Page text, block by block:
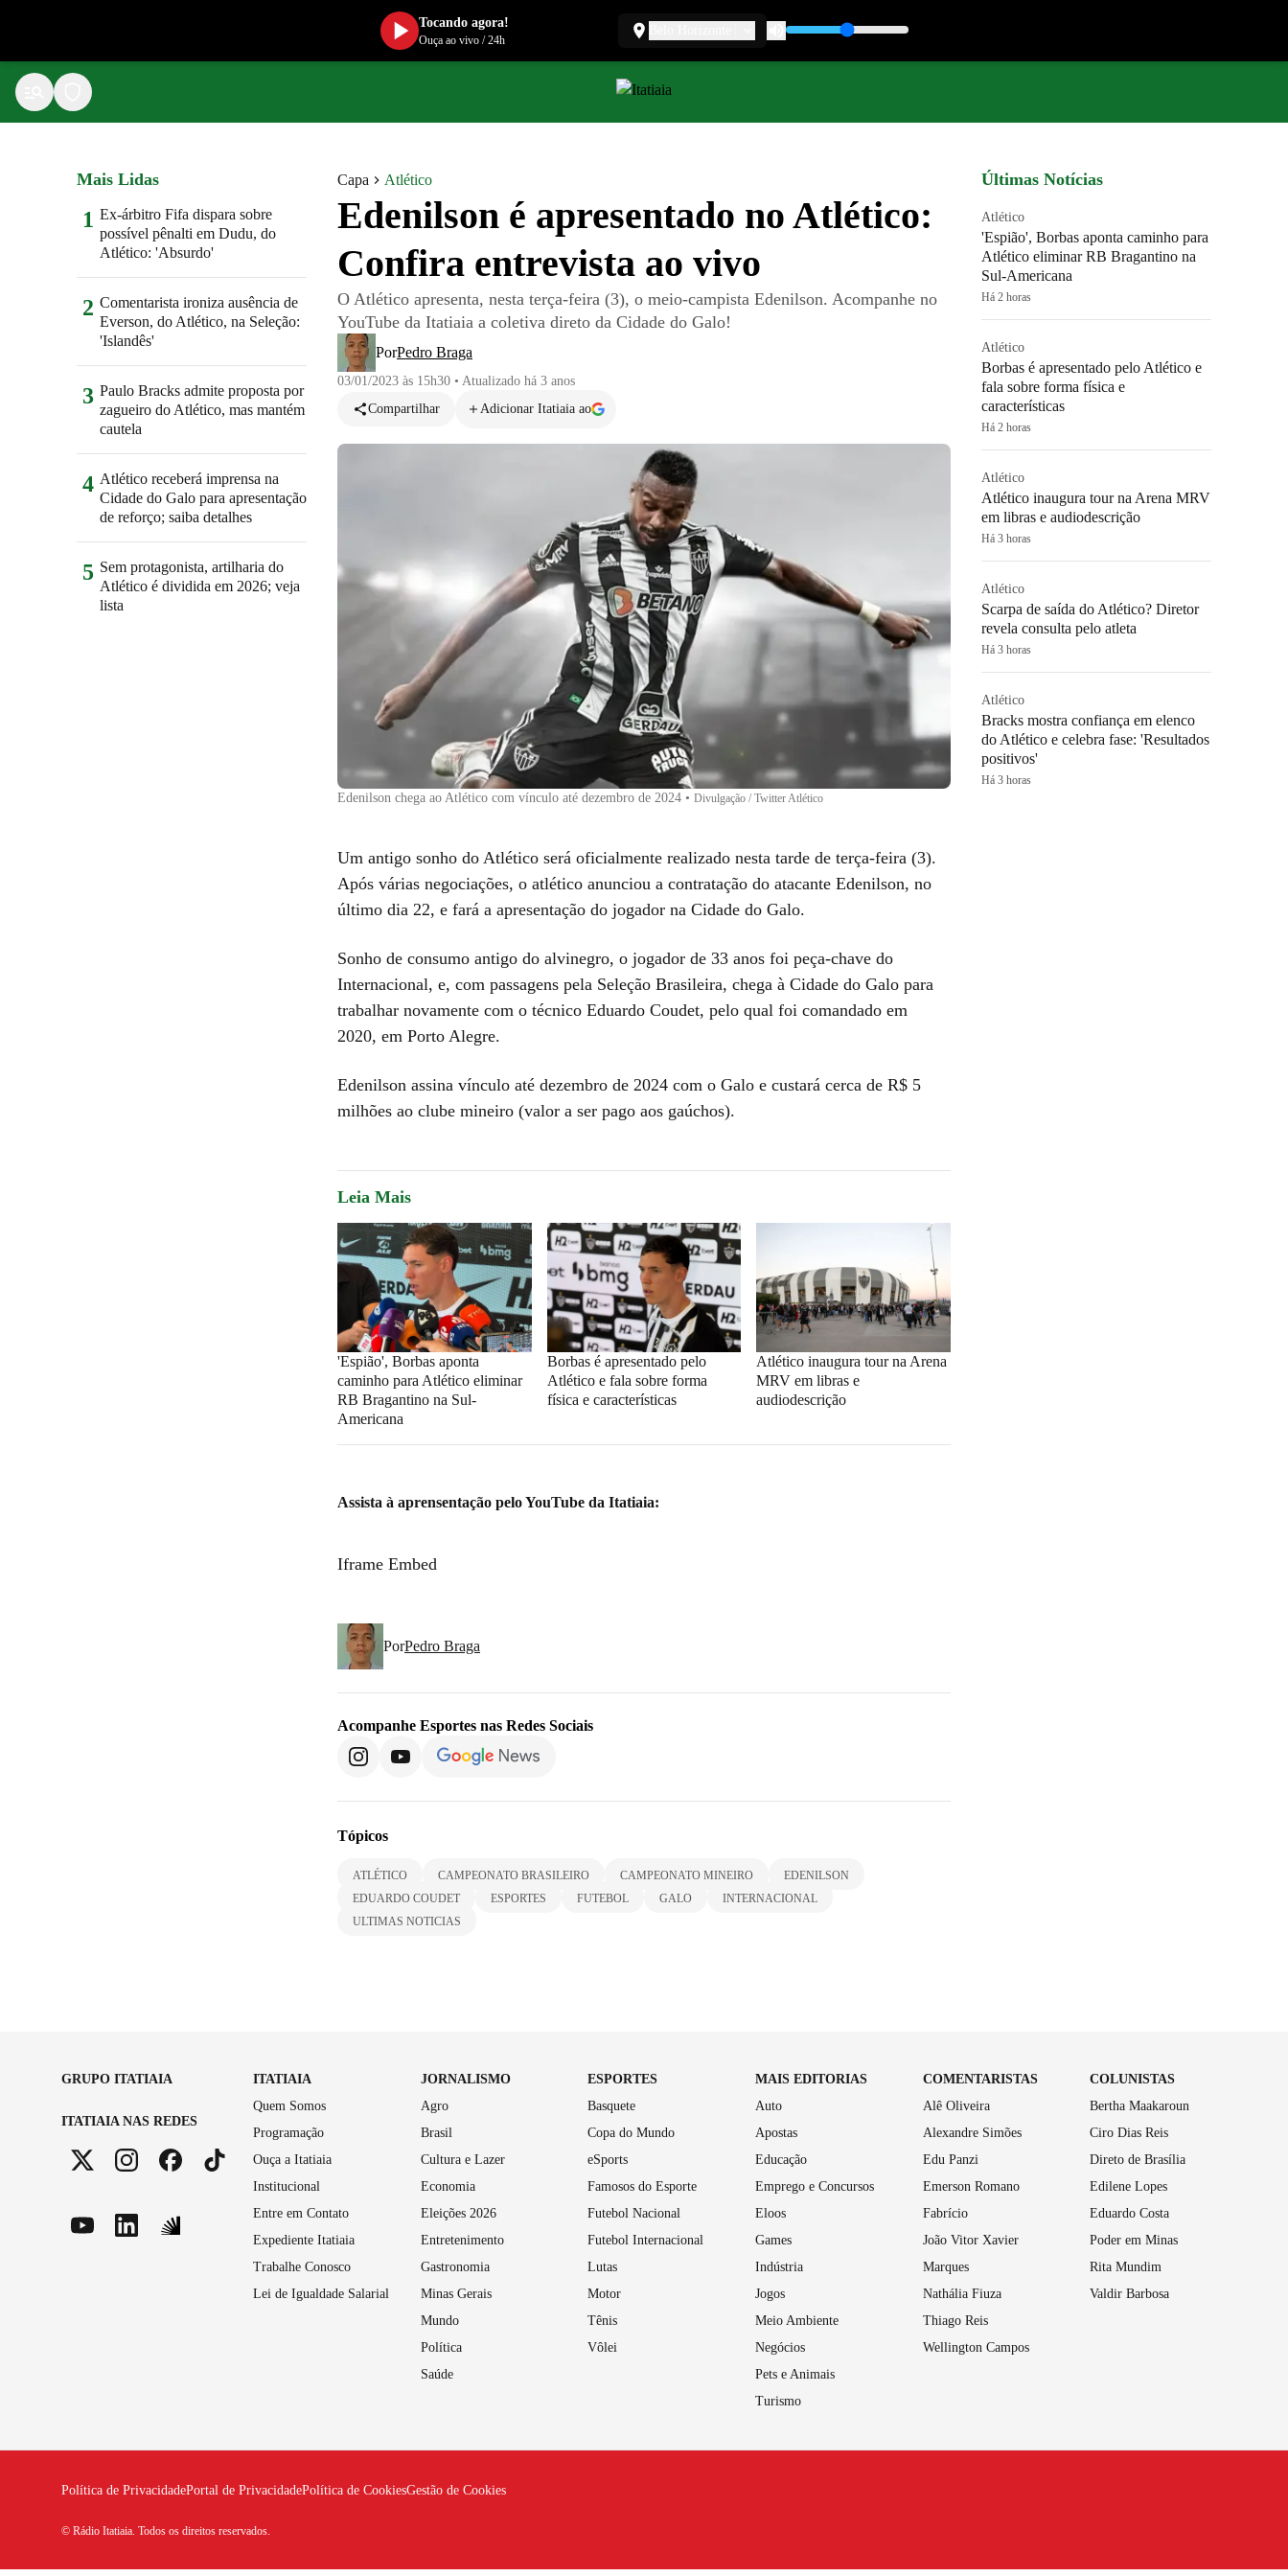
Capa Atlético
Edenilson é apresentado no Atlético:
Confira entrevista ao vivo
O Atlético apresenta, nesta terça-feira (3), o meio-campista Edenilson. Acompanhe no
YouTube da Itatiaia a coletiva direto da Cidade do Galo!
PorPedro Braga
03/01/2023 às 15h30 • Atualizado há 3 anos
Compartilhar
Adicionar Itatiaia ao
Edenilson chega ao Atlético com vínculo até dezembro de 2024 • Divulgação / Twitter Atlético
Um antigo sonho do Atlético será oficialmente realizado nesta tarde de terça-feira (3).
Após várias negociações, o atlético anunciou a contratação do atacante Edenilson, no
último dia 22, e fará a apresentação do jogador na Cidade do Galo.
Sonho de consumo antigo do alvinegro, o jogador de 33 anos foi peça-chave do
Internacional, e, com passagens pela Seleção Brasileira, chega à Cidade do Galo para
trabalhar novamente com o técnico Eduardo Coudet, pelo qual foi comandado em
2020, em Porto Alegre.
Edenilson assina vínculo até dezembro de 2024 com o Galo e custará cerca de R$ 5
milhões ao clube mineiro (valor a ser pago aos gaúchos).
Leia Mais
'Espião', Borbas aponta
caminho para Atlético eliminar
RB Bragantino na Sul-
Americana
Borbas é apresentado pelo
Atlético e fala sobre forma
física e características
Atlético inaugura tour na Arena
MRV em libras e
audiodescrição
Assista à aprensentação pelo YouTube da Itatiaia:
Iframe Embed
PorPedro Braga
Acompanhe Esportes nas Redes Sociais
Tópicos
ATLÉTICO CAMPEONATO BRASILEIRO CAMPEONATO MINEIRO
EDENILSON
EDUARDO COUDET
ESPORTES FUTEBOL GALO
INTERNACIONAL
ULTIMAS NOTICIAS
Mais Lidas
1 Ex-árbitro Fifa dispara sobre
possível pênalti em Dudu, do
Atlético: 'Absurdo'
2 Comentarista ironiza ausência de
Everson, do Atlético, na Seleção:
'Islandês'
3 Paulo Bracks admite proposta por
zagueiro do Atlético, mas mantém
cautela
4 Atlético receberá imprensa na
Cidade do Galo para apresentação
de reforço; saiba detalhes
5 Sem protagonista, artilharia do
Atlético é dividida em 2026; veja
lista
Últimas Notícias
Atlético
'Espião', Borbas aponta caminho para
Atlético eliminar RB Bragantino na
Sul-Americana
Há 2 horas
Atlético
Borbas é apresentado pelo Atlético e
fala sobre forma física e
características
Há 2 horas
Atlético
Atlético inaugura tour na Arena MRV
em libras e audiodescrição
Há 3 horas
Atlético
Scarpa de saída do Atlético? Diretor
revela consulta pelo atleta
Há 3 horas
Atlético
Bracks mostra confiança em elenco
do Atlético e celebra fase: 'Resultados
positivos'
Há 3 horas
GRUPO ITATIAIA
ITATIAIA NAS REDES
ITATIAIA
Quem Somos
Programação
Ouça a Itatiaia
Institucional
Entre em Contato
Expediente Itatiaia
Trabalhe Conosco
Lei de Igualdade Salarial
JORNALISMO
Agro
Brasil
Cultura e Lazer
Economia
Eleições 2026
Entretenimento
Gastronomia
Minas Gerais
Mundo
Política
Saúde
ESPORTES
Basquete
Copa do Mundo
eSports
Famosos do Esporte
Futebol Nacional
Futebol Internacional
Lutas
Motor
Tênis
Vôlei
MAIS EDITORIAS
Auto
Apostas
Educação
Emprego e Concursos
Eloos
Games
Indústria
Jogos
Meio Ambiente
Negócios
Pets e Animais
Turismo
COMENTARISTAS
Alê Oliveira
Alexandre Simões
Edu Panzi
Emerson Romano
Fabrício
João Vitor Xavier
Marques
Nathália Fiuza
Thiago Reis
Wellington Campos
COLUNISTAS
Bertha Maakaroun
Ciro Dias Reis
Direto de Brasília
Edilene Lopes
Eduardo Costa
Poder em Minas
Rita Mundim
Valdir Barbosa
Política de PrivacidadePortal de PrivacidadePolítica de CookiesGestão de Cookies
© Rádio Itatiaia. Todos os direitos reservados.
Tocando agora!
Ouça ao vivo/24h